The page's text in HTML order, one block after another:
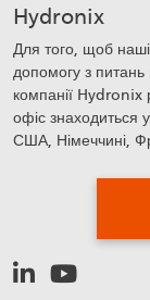
Hydronix
Для того, щоб
допомогу з питань
компанії Hydronix
офіс знаходиться
США, Німеччині,